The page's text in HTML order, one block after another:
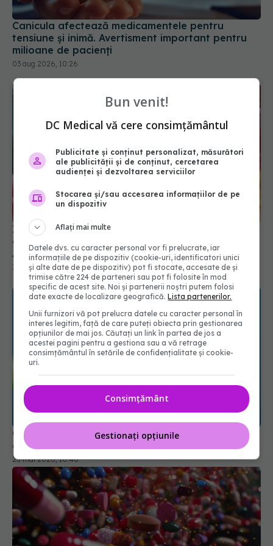
Canicula afectează medicamentele pentru
tensiune și inimă. Avertisment important pentru
milioane de pacienți
03 aug 2026, 10:26
Injecția care elimină tumorile rezistente la
chimioterapie. Cum funcționează noul tratament
Amivantamab
31 mai 2026, 15:39
Ce trebuie să știi despre medicamentele pentru
acidul gastric. Legătura cu C. Difficile
25 mai 2026, 10:40
Bun venit!
DC Medical vă cere consimțământul
Publicitate și conținut personalizat, măsurători
ale publicității și de conținut, cercetarea
audienței și dezvoltarea serviciilor
Stocarea și/sau accesarea informațiilor de pe
un dispozitiv
Aflați mai multe
Datele dvs. cu caracter personal vor fi prelucrate, iar
informațiile de pe dispozitiv (cookie-uri, identificatori unici
și alte date de pe dispozitiv) pot fi stocate, accesate de și
trimise către 224 de parteneri sau pot fi folosite în mod
specific de acest site. Noi și partenerii noștri putem folosi
date exacte de localizare geografică.Lista partenerilor.
Unii furnizori vă pot prelucra datele cu caracter personal în
interes legitim, față de care puteți obiecta prin gestionarea
opțiunilor de mai jos. Căutați un link în partea de jos a
acestei pagini pentru a gestiona sau a vă retrage
consimțământul în setările de confidențialitate și cookie-
uri.
Consimțământ
Gestionați opțiunile